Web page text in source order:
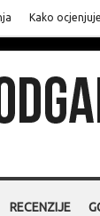
Kako
RECENZIJE